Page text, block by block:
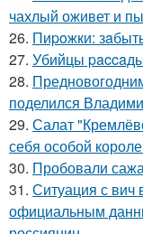
чахлый оживет и
26. Пиpoжки:
27. Убийцы
28.
поделился
29. Салат
себя особой
30. Пробовали
31. Ситуация с вич
официальным